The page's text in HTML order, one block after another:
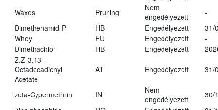
Waxes Pruning
Nem
engedélyezett
-
Dimethenamid-P
HB Engedélyezett
31/
Whey
FU Engedélyezett
-
Dimethachlor
HB Engedélyezett
Z,Z-3,13-
Octadecadienyl
Acetate
AT Engedélyezett 31/
zeta-Cypermethrin IN
Nem
engedélyezett
30/